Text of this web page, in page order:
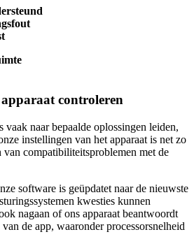
controleren
naar bepaalde oplossingen leiden,
instellingen van het apparaat is net zo
compatibiliteitsproblemen met de
software is geüpdatet naar de nieuwste
kwesties kunnen
nagaan of ons apparaat beantwoordt
de app, waaronder processorsnelheid